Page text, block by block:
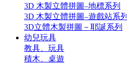
3D 木製立體拼圖–地標系列
3D 木製立體拼圖–遊戲站系列
3D立體木製拼圖－耶誕系列
幼兒玩具
教具、玩具
積木、桌遊